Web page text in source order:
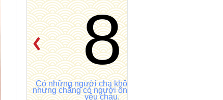
8
Có những người cha không yêu con;
nhưng chẳng có người ông nào không
yêu cháu.